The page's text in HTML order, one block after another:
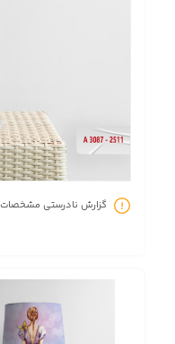
گزارش نادرستی مشخصات